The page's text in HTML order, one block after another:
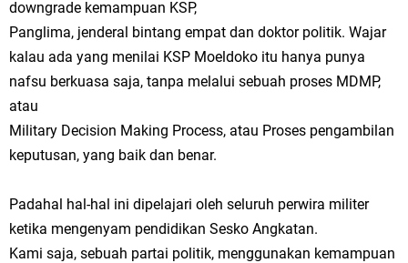
downgrade kemampuan KSP,
Panglima, jenderal bintang empat dan doktor politik. Wajar
kalau ada yang menilai KSP Moeldoko itu hanya punya
nafsu berkuasa saja, tanpa melalui sebuah proses MDMP,
atau
Military Decision Making Process, atau Proses pengambilan
keputusan, yang baik dan benar.
Padahal hal-hal ini dipelajari oleh seluruh perwira militer
ketika mengenyam pendidikan Sesko Angkatan.
Kami saja, sebuah partai politik, menggunakan kemampuan